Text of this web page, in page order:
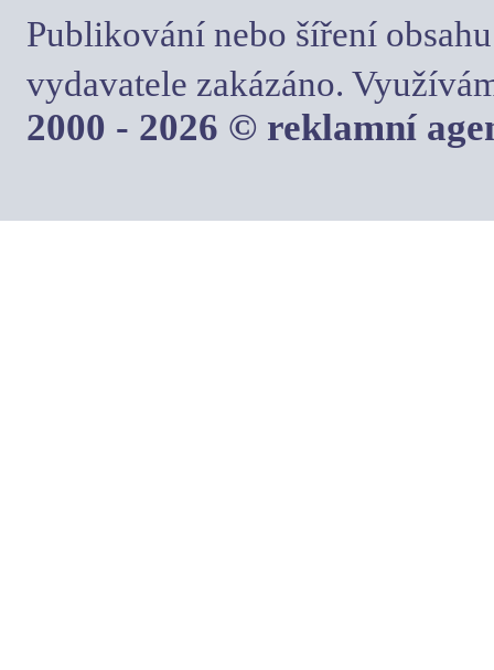
Publikování nebo šíření
vydavatele zakázáno.
2000 - 2026 © reklamní